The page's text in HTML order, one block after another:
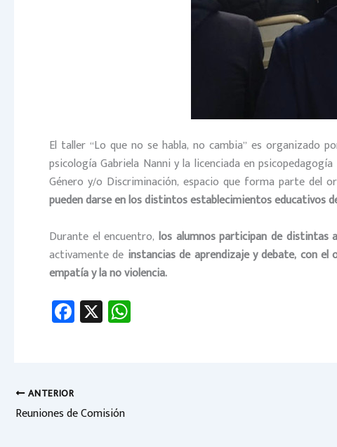
El taller “Lo que no se habla, no cambia” es organizado
psicología Gabriela Nanni y la licenciada en
Género y/o Discriminación, espacio que forma parte del
pueden darse en los distintos establecimientos educativos
Durante el encuentro, los alumnos participan de distintas
activamente de instancias de aprendizaje y debate, con
empatía y la no violencia.
Fa
ce
ok
X
ANTERIOR
Reuniones de Comisión